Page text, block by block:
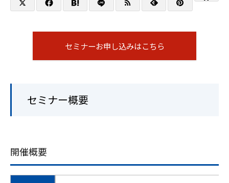
セミナーお申し込みはこちら
セミナー概要
開催概要